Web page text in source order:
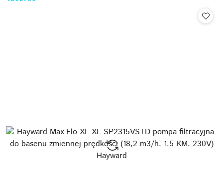
Cena: